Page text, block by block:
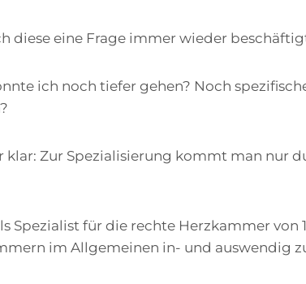
diese eine Frage immer wieder
ich noch tiefer gehen? Noch
klar: Zur Spezialisierung kommt man nur
Spezialist für die rechte Herzkammer von
im Allgemeinen in- und auswendig